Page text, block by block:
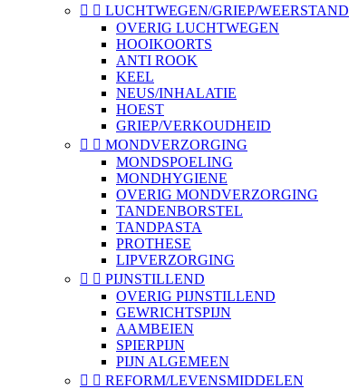
  LUCHTWEGEN/GRIEP/WEERSTAND
OVERIG LUCHTWEGEN
HOOIKOORTS
ANTI ROOK
KEEL
NEUS/INHALATIE
HOEST
GRIEP/VERKOUDHEID
  MONDVERZORGING
MONDSPOELING
MONDHYGIENE
OVERIG MONDVERZORGING
TANDENBORSTEL
TANDPASTA
PROTHESE
LIPVERZORGING
  PIJNSTILLEND
OVERIG PIJNSTILLEND
GEWRICHTSPIJN
AAMBEIEN
SPIERPIJN
PIJN ALGEMEEN
  REFORM/LEVENSMIDDELEN